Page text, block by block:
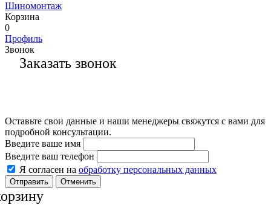
Шиномонтаж
Корзина
0
Профиль
Звонок
Заказать звонок
Оставьте свои данные и наши менеджеры свяжутся с вами для
подробной консультации.
Введите ваше имя
Введите ваш телефон
Я согласен на обработку персональных данных
Отменить